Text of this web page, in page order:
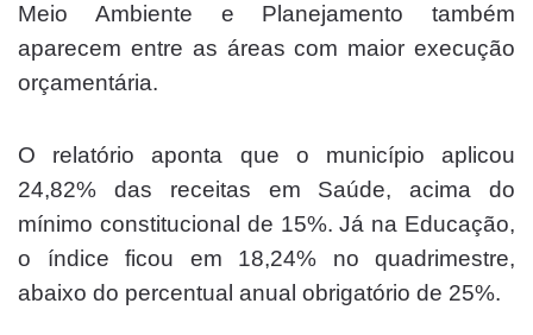
Meio Ambiente e Planejamento também
aparecem entre as áreas com maior execução
orçamentária.
O relatório aponta que o município aplicou
24,82% das receitas em Saúde, acima do
mínimo constitucional de 15%. Já na Educação,
o índice ficou em 18,24% no quadrimestre,
abaixo do percentual anual obrigatório de 25%.